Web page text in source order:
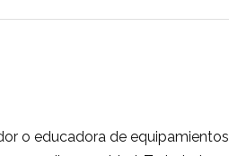
o educadora de equipamientos